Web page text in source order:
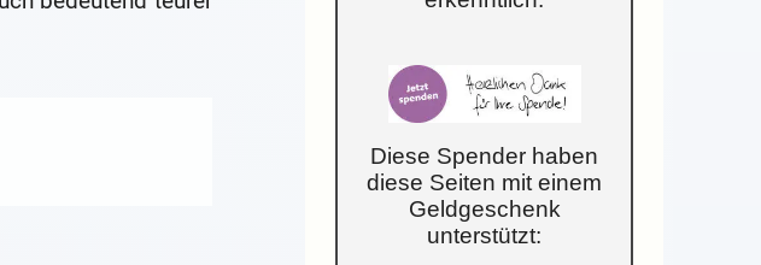
Diese Spender haben
diese Seiten mit einem
Geldgeschenk
unterstützt: